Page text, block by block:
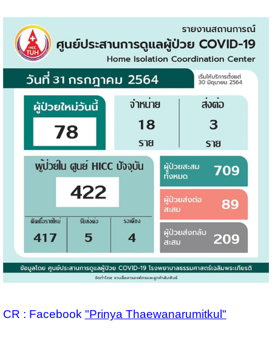
CR : Facebook "Prinya Thaewanarumitkul"